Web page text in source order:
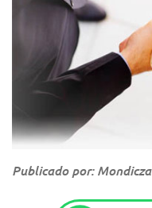
Publicado por: Mondicza